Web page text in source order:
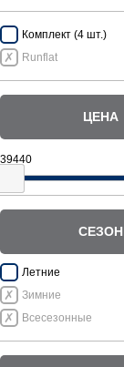
Комплект (4 шт.)
Runflat
ЦЕНА
СЕЗОН
Летние
Зимние
Всесезонные